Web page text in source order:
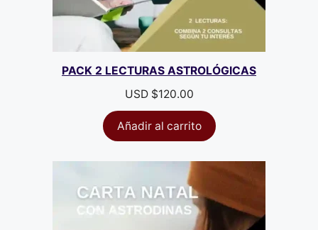
PACK 2 LECTURAS ASTROLÓGICAS
USD $120.00
Añadir al carrito